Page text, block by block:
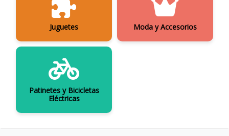
Juguetes Moda y Accesorios
Patinetes y Bicicletas
Eléctricas